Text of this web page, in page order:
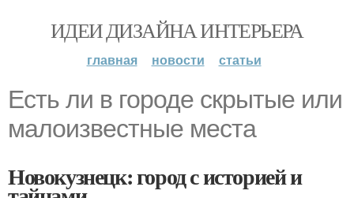
ИДЕИ ДИЗАЙНА ИНТЕРЬЕРА
главная новости статьи
Есть ли в городе скрытые или
малоизвестные места
Новокузнецк: город с историей и